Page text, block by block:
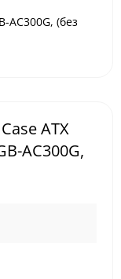
AC300G, (без
ATX
AC300G,